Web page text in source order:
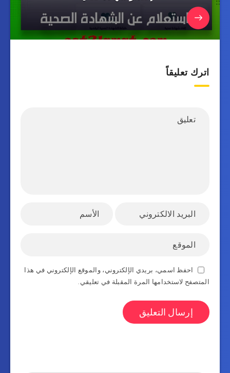
اترك تعليقاً
احفظ اسمي، بريدي الإلكتروني، والموقع الإلكتروني في هذا
المتصفح لاستخدامها المرة المقبلة في تعليقي.